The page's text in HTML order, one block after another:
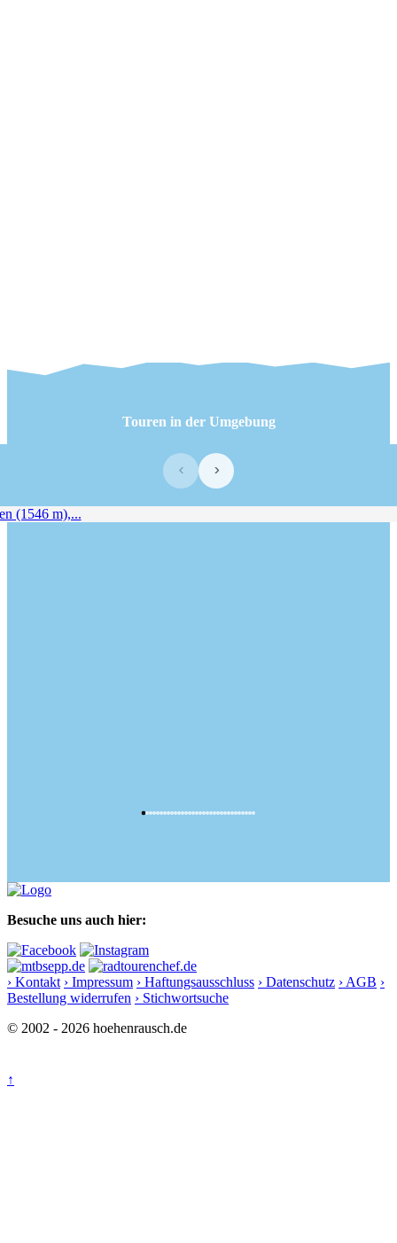
Touren in der Umgebung
‹ ›
Besuche uns auch hier:
› Kontakt › Impressum › Haftungsausschluss › Datenschutz › AGB ›
Bestellung widerrufen › Stichwortsuche
© 2002 - 2026 hoehenrausch.de
↑